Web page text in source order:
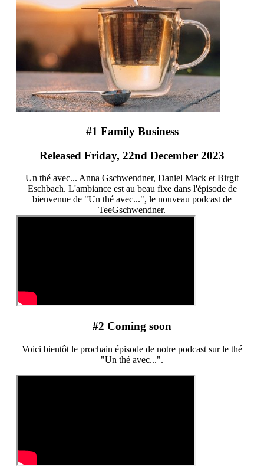
#1 Family Business
Released Friday, 22nd December 2023
Un thé avec... Anna Gschwendner, Daniel Mack et Birgit
Eschbach. L'ambiance est au beau fixe dans l'épisode de
bienvenue de "Un thé avec...", le nouveau podcast de
TeeGschwendner.
#2 Coming soon
Voici bientôt le prochain épisode de notre podcast sur le thé
"Un thé avec...".